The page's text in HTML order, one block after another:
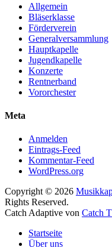
Allgemein
Bläserklasse
Förderverein
Generalversammlung
Hauptkapelle
Jugendkapelle
Konzerte
Rentnerband
Vororchester
Meta
Anmelden
Eintrags-Feed
Kommentar-Feed
WordPress.org
Copyright © 2026
Rights Reserved.
Catch Adaptive von Catch
oben
scrollen
Startseite
Über uns